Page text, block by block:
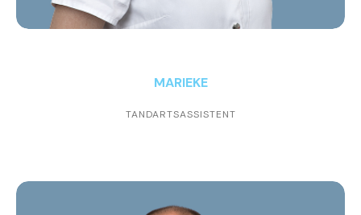
MARIEKE
TANDARTSASSISTENT